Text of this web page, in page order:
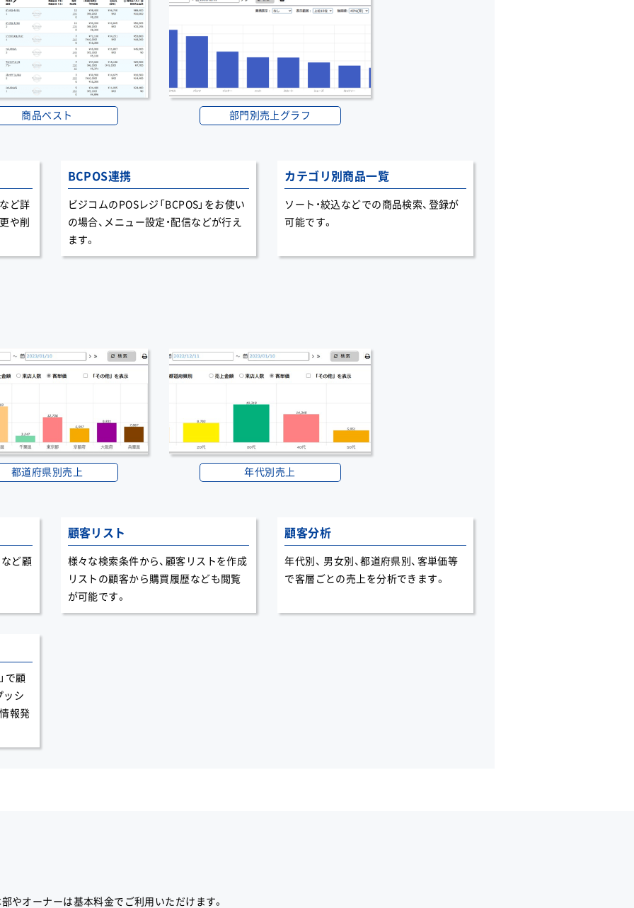
商品ベスト 部門別売上グラフ
ど詳
や削
BCPOS連携
ビジコムのPOSレジ「BCPOS」をお使い
の場合、メニュー設定・配信などが行え
ます。
カテゴリ別商品一覧
ソート・絞込などでの商品検索、登録が
可能です。
都道府県別売上 年代別売上
など顧
顧客リスト
様々な検索条件から、顧客リストを作成
リストの顧客から購買履歴なども閲覧
が可能です。
顧客分析
年代別、 男女別、都道府県別、客単価等
で客層ごとの売上を分析できます。
で顧
ッシ
報発
やオーナーは基本料金でご利用いただけます。